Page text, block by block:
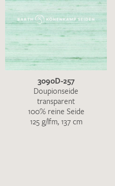
meine angegebenen Daten
genutzt werden.
3090D-257
Doupionseide
transparent
100% reine Seide
125 g/lfm, 137 cm